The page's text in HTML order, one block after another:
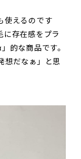
使えるのです
に存在感をプラ
的な商品です。
想だなぁ」と思